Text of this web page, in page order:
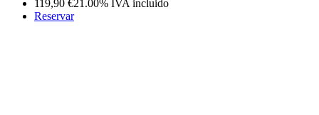
119,90 €21.00% IVA incluido
Reservar